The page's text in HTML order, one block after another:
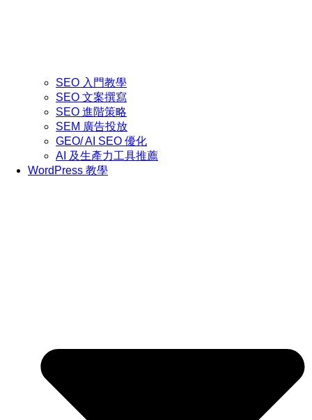
SEO 入門教學
SEO 文案撰寫
SEO 進階策略
SEM 廣告投放
GEO/ AI SEO 優化
AI 及生產力工具推薦
WordPress 教學